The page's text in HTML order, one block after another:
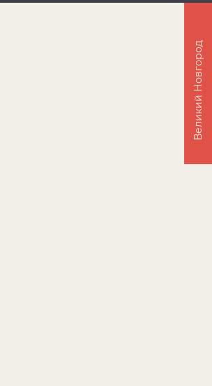
Великий Новгород